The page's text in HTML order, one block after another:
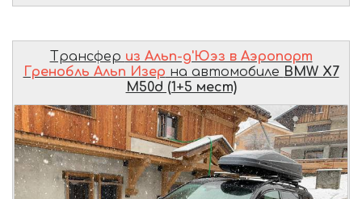
Трансфер из Альп-д'Юэз в Аэропорт
Гренобль Альп Изер на автомобиле BMW X7
M50d (1+5 мест)